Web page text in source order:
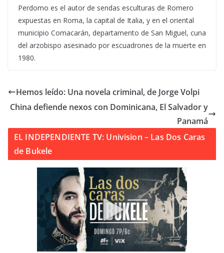
Perdomo es el autor de sendas esculturas de Romero
expuestas en Roma, la capital de Italia, y en el oriental
municipio Comacarán, departamento de San Miguel, cuna
del arzobispo asesinado por escuadrones de la muerte en
1980.
Hemos leído: Una novela criminal, de Jorge Volpi
China defiende nexos con Dominicana, El Salvador y
Panamá
EL INDEPENDIENTE TV: Univision – Las Dos Caras
de Bukele